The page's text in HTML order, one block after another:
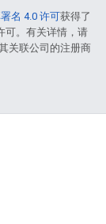
名 4.0 许可获得了
可。有关详情，请
关联公司的注册商